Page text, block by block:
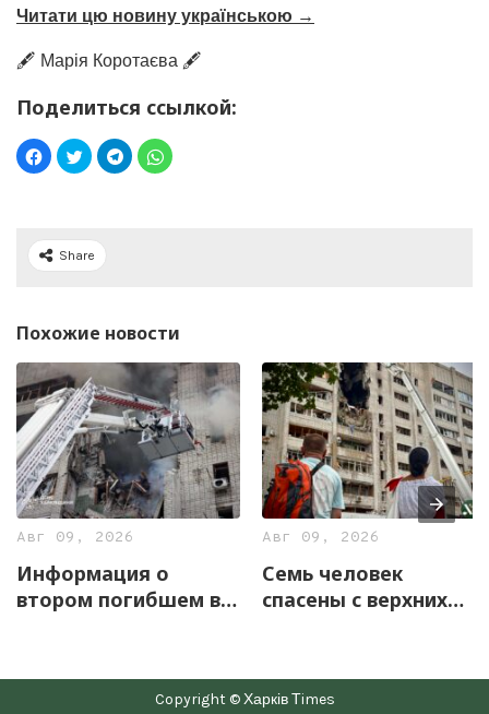
Читати цю новину українською →
🖋️ Марія Коротаєва 🖋️
Поделиться ссылкой:
Share
Похожие новости
Авг 09, 2026
Информация о
втором погибшем в
прокуратура
Авг 09, 2026
Семь человек
спасены с верхних
многоэтажки в
Харькове (фото,
Copyright © Харків Тimes